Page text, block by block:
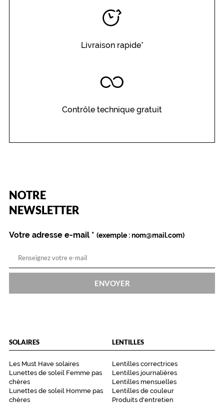
Livraison rapide*
Contrôle technique gratuit
NOTRE
NEWSLETTER
Name
Votre adresse e-mail *
(Ce
champ
est
obligatoire)
(exemple : nom@mail.com)
ENVOYER
SOLAIRES
Les Must Have solaires
Lunettes de soleil Femme pas
chères
Lunettes de soleil Homme pas
chères
LENTILLES
Lentilles correctrices
Lentilles journalières
Lentilles mensuelles
Lentilles de couleur
Produits d'entretien